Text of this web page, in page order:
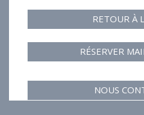
RETOUR À
RÉSERVER
NOUS